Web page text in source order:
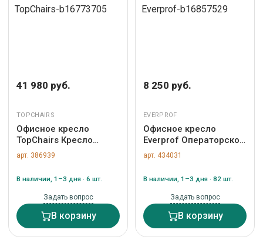
41 980 руб.
TOPCHAIRS
Офисное кресло
TopChairs Кресло
руководителя
TopChairs Solid с
УТ000040807
арт. 386939
В наличии, 1–3 дня · 6 шт.
Задать вопрос
В корзину
8 250 руб.
EVERPROF
Офисное кресло
Everprof Операторское
кресло Everprof EP-300
Экокожа Черный арт.
арт. 434031
В наличии, 1–3 дня · 82 шт.
Задать вопрос
В корзину